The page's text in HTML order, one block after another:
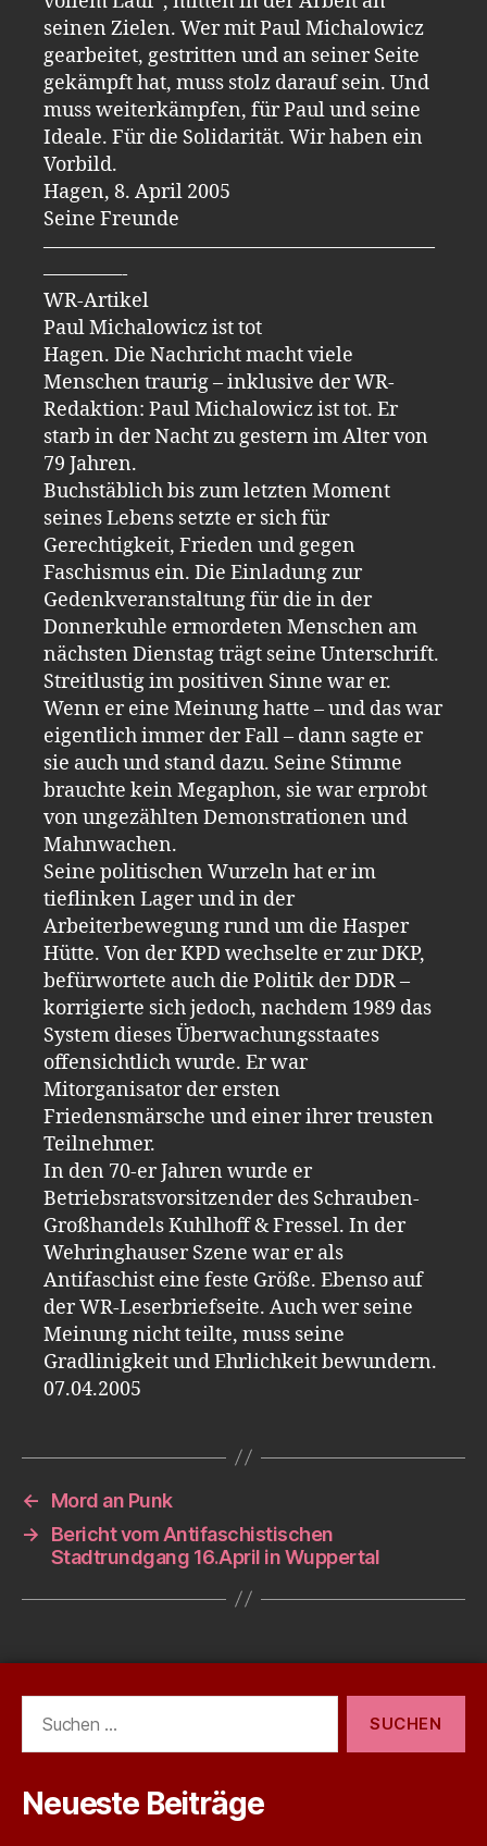
seinen Zielen. Wer mit Paul Michalowicz
gearbeitet, gestritten und an seiner Seite
gekämpft hat, muss stolz darauf sein. Und
muss weiterkämpfen, für Paul und seine
Ideale. Für die Solidarität. Wir haben ein
Vorbild.
Hagen, 8. April 2005
Seine Freunde
————————————————————
————-
WR-Artikel
Paul Michalowicz ist tot
Hagen. Die Nachricht macht viele
Menschen traurig – inklusive der WR-
Redaktion: Paul Michalowicz ist tot. Er
starb in der Nacht zu gestern im Alter von
79 Jahren.
Buchstäblich bis zum letzten Moment
seines Lebens setzte er sich für
Gerechtigkeit, Frieden und gegen
Faschismus ein. Die Einladung zur
Gedenkveranstaltung für die in der
Donnerkuhle ermordeten Menschen am
nächsten Dienstag trägt seine Unterschrift.
Streitlustig im positiven Sinne war er.
Wenn er eine Meinung hatte – und das war
eigentlich immer der Fall – dann sagte er
sie auch und stand dazu. Seine Stimme
brauchte kein Megaphon, sie war erprobt
von ungezählten Demonstrationen und
Mahnwachen.
Seine politischen Wurzeln hat er im
tieflinken Lager und in der
Arbeiterbewegung rund um die Hasper
Hütte. Von der KPD wechselte er zur DKP,
befürwortete auch die Politik der DDR –
korrigierte sich jedoch, nachdem 1989 das
System dieses Überwachungsstaates
offensichtlich wurde. Er war
Mitorganisator der ersten
Friedensmärsche und einer ihrer treusten
Teilnehmer.
In den 70-er Jahren wurde er
Betriebsratsvorsitzender des Schrauben-
Großhandels Kuhlhoff & Fressel. In der
Wehringhauser Szene war er als
Antifaschist eine feste Größe. Ebenso auf
der WR-Leserbriefseite. Auch wer seine
Meinung nicht teilte, muss seine
Gradlinigkeit und Ehrlichkeit bewundern.
07.04.2005
←
Mord an Punk
→
Bericht vom Antifaschistischen
Stadtrundgang 16.April in Wuppertal
nach:
Neueste Beiträge